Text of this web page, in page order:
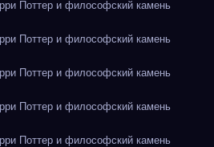
Поттер и философский камень
Поттер и философский камень
Поттер и философский камень
Поттер и философский камень
Поттер и философский камень